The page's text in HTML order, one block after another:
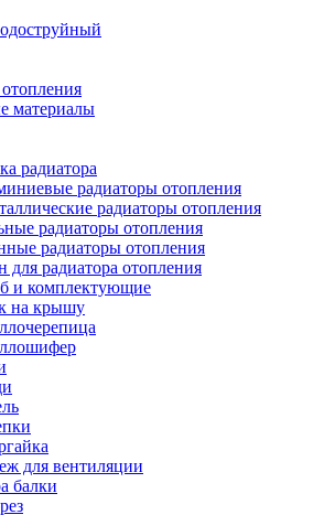
материалы
радиатора
радиаторы отопления
радиаторы отопления
радиаторы отопления
радиаторы отопления
для радиатора отопления
и комплектующие
на крышу
для вентиляции
балки